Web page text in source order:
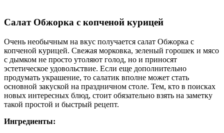
Салат Обжорка с копченой курицей
Очень необычным на вкус получается салат Обжорка с
копченой курицей. Свежая морковка, зеленый горошек и мясо
с дымком не просто утоляют голод, но и приносят
эстетическое удовольствие. Если еще дополнительно
продумать украшение, то салатик вполне может стать
основной закуской на праздничном столе. Тем, кто в поисках
новых интересных блюд, стоит обязательно взять на заметку
такой простой и быстрый рецепт.
Ингредиенты: